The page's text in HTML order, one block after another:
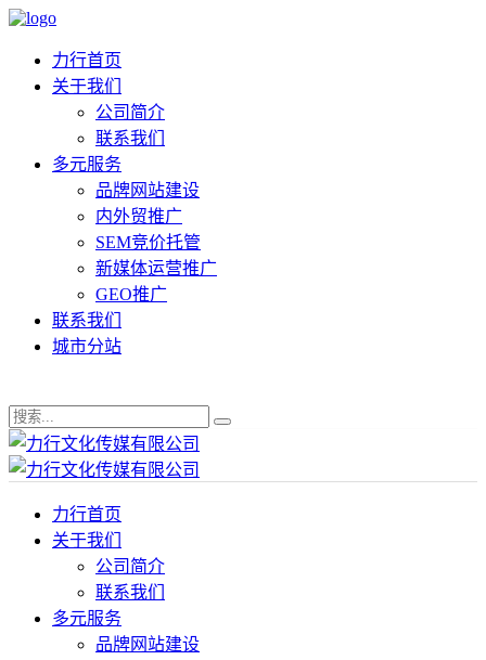
力行首页
关于我们
公司简介
联系我们
多元服务
品牌网站建设
内外贸推广
SEM竞价托管
新媒体运营推广
GEO推广
联系我们
城市分站
力行首页
关于我们
公司简介
联系我们
多元服务
品牌网站建设